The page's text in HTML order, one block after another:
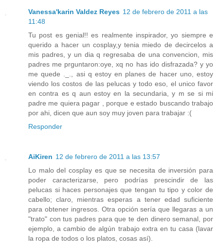
Vanessa'karin Valdez Reyes 12 de febrero de 2011 a las
11:48
Tu post es genial!! es realmente inspirador, yo siempre e
querido a hacer un cosplay,y tenia miedo de decircelos a
mis padres, y un dia q regresaba de una convencion, mis
padres me prguntaron:oye, xq no has ido disfrazada? y yo
me quede ._., asi q estoy en planes de hacer uno, estoy
viendo los costos de las pelucas y todo eso, el unico favor
en contra es q aun estoy en la secundaria, y m se si mi
padre me quiera pagar , porque e estado buscando trabajo
por ahi, dicen que aun soy muy joven para trabajar :(
Responder
AiKiren 12 de febrero de 2011 a las 13:57
Lo malo del cosplay es que se necesita de inversión para
poder caracterizarse, pero podrías prescindir de las
pelucas si haces personajes que tengan tu tipo y color de
cabello; claro, mientras esperas a tener edad suficiente
para obtener ingresos. Otra opción sería que llegaras a un
"trato" con tus padres para que te den dinero semanal, por
ejemplo, a cambio de algún trabajo extra en tu casa (lavar
la ropa de todos o los platos, cosas así).